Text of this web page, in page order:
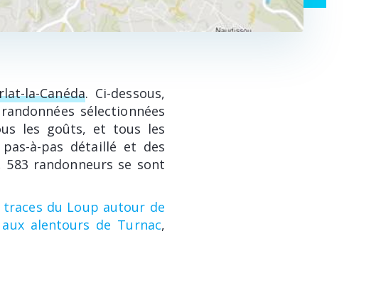
la-Canéda. Ci-dessous,
sélectionnées
les goûts, et tous les
à-pas détaillé et des
583 randonneurs se sont
traces du Loup autour de
alentours de Turnac,